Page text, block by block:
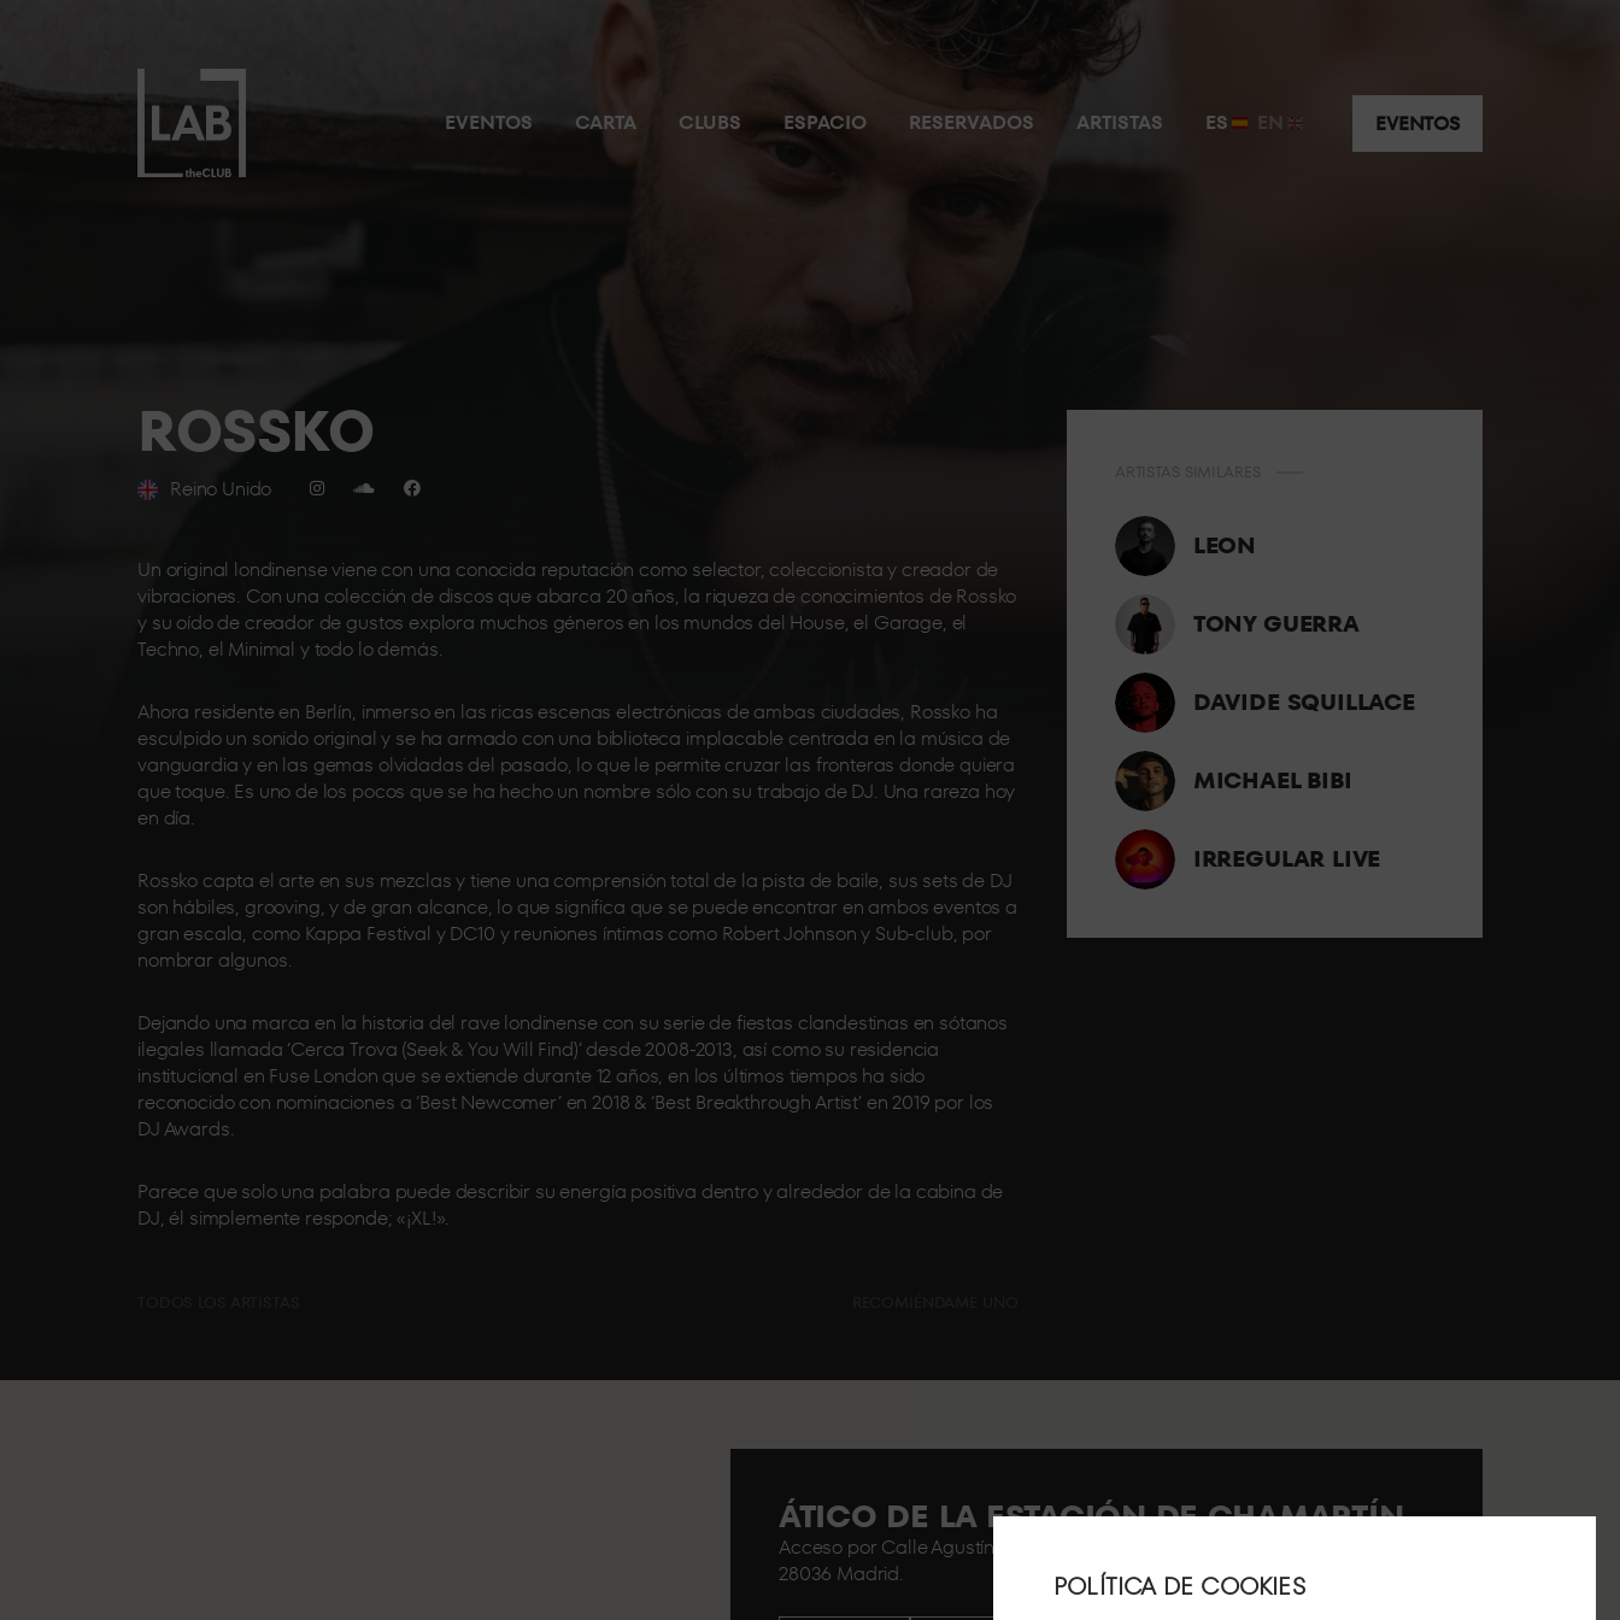
POLÍTICA DE COOKIES
EVENTOS CARTA CLUBS ESPACIO RESERVADOS ARTISTAS ES EN EVENTOS
ROSSKO
Reino Unido
Un original londinense viene con una conocida reputación como selector, coleccionista y creador de
vibraciones. Con una colección de discos que abarca 20 años, la riqueza de conocimientos de Rossko
y su oído de creador de gustos explora muchos géneros en los mundos del House, el Garage, el
Techno, el Minimal y todo lo demás.
Ahora residente en Berlín, inmerso en las ricas escenas electrónicas de ambas ciudades, Rossko ha
esculpido un sonido original y se ha armado con una biblioteca implacable centrada en la música de
vanguardia y en las gemas olvidadas del pasado, lo que le permite cruzar las fronteras donde quiera
que toque. Es uno de los pocos que se ha hecho un nombre sólo con su trabajo de DJ. Una rareza hoy
en día.
Rossko capta el arte en sus mezclas y tiene una comprensión total de la pista de baile, sus sets de DJ
son hábiles, grooving, y de gran alcance, lo que significa que se puede encontrar en ambos eventos a
gran escala, como Kappa Festival y DC10 y reuniones íntimas como Robert Johnson y Sub-club, por
nombrar algunos.
Dejando una marca en la historia del rave londinense con su serie de fiestas clandestinas en sótanos
ilegales llamada ‘Cerca Trova (Seek & You Will Find)’ desde 2008-2013, así como su residencia
institucional en Fuse London que se extiende durante 12 años, en los últimos tiempos ha sido
reconocido con nominaciones a ‘Best Newcomer’ en 2018 & ‘Best Breakthrough Artist’ en 2019 por los
DJ Awards.
Parece que solo una palabra puede describir su energía positiva dentro y alrededor de la cabina de
DJ, él simplemente responde; «¡XL!».
LEON
TONY GUERRA
DAVIDE SQUILLACE
MICHAEL BIBI
IRREGULAR LIVE
ÁTICO DE LA ESTACIÓN DE CHAMARTÍN
Acceso por Calle Agustín de Foxá nº 40.
28036 Madrid.